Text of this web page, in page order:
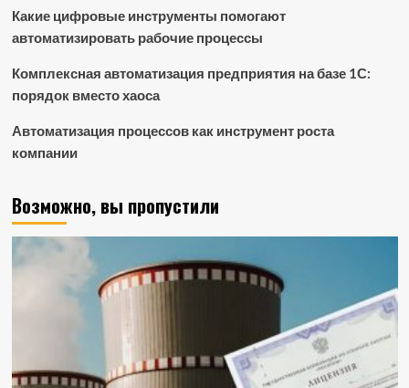
Какие цифровые инструменты помогают
автоматизировать рабочие процессы
Комплексная автоматизация предприятия на базе 1С:
порядок вместо хаоса
Автоматизация процессов как инструмент роста
компании
Возможно, вы пропустили